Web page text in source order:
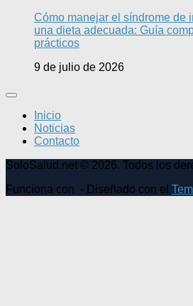
Cómo manejar el síndrome de
una dieta adecuada: Guía
prácticos
9 de julio de 2026
Inicio
Noticias
Contacto
SoloSalud.net © 2026. Todos los
Funciona con - Diseñado con el